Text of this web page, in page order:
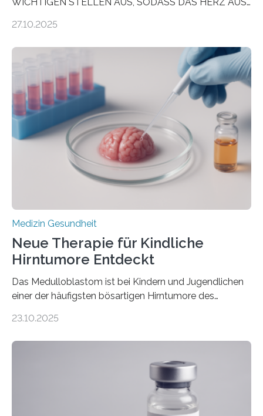
aus dem Deutschen Zentrum für Herzinsuffizienz
im Journal Circulation, warum der Energietransport bei
der Hypertrophen Kardiomyopathie (HCM) versagen
kann und wie sich durch eine Verringerung der
Herzbelastung und des oxidativen Stresses
Rhythmusstörungen reduzieren lassen. Würzburg. Die
hypertrophe Kardiomyopathie (HCM) ist die häufigste
erblich bedingte Herzerkrankung. Sie führt dazu, dass
sich die linke Herzkammer verdickt, der Herzmuskel zu
stark kontrahiert…
27.10.2025
Medizin Gesundheit
Neue Therapie für Kindliche
Hirntumore Entdeckt
Das Medulloblastom ist bei Kindern und Jugendlichen
einer der häufigsten bösartigen Hirntumore des
Betroffenen können mit heutigen Methoden geheilt
Dringend benötigt werden zielgerichtete Therapien, die
nur Tumorschwachstellen angreifen und normales
Gewebe verschonen. Forschende um Daniel Merk vom
Hertie-Institut für klinische Hirnforschung am
23.10.2025